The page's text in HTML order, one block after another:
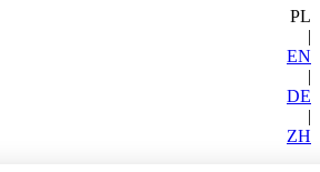
PL
|
EN
|
DE
|
ZH